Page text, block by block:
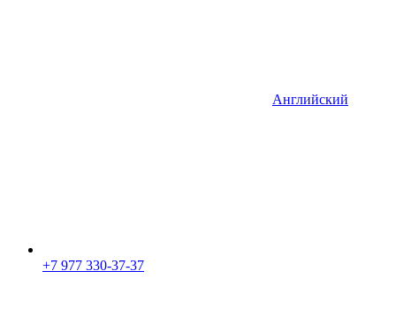
Английский
+7 977 330-37-37